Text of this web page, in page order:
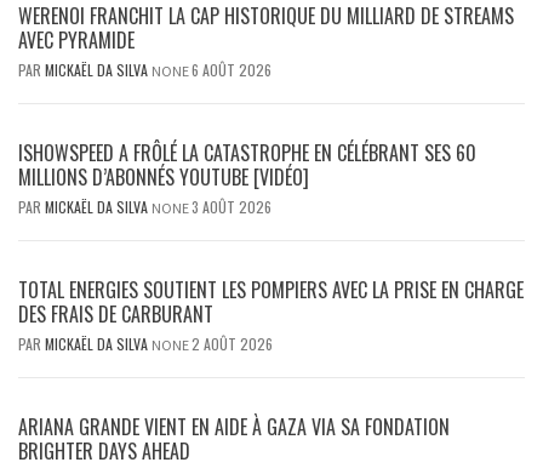
WERENOI FRANCHIT LA CAP HISTORIQUE DU MILLIARD DE STREAMS
AVEC PYRAMIDE
PAR MICKAËL DA SILVA NONE6 AOÛT 2026
ISHOWSPEED A FRÔLÉ LA CATASTROPHE EN CÉLÉBRANT SES 60
MILLIONS D’ABONNÉS YOUTUBE [VIDÉO]
PAR MICKAËL DA SILVA NONE3 AOÛT 2026
TOTAL ENERGIES SOUTIENT LES POMPIERS AVEC LA PRISE EN CHARGE
DES FRAIS DE CARBURANT
PAR MICKAËL DA SILVA NONE2 AOÛT 2026
ARIANA GRANDE VIENT EN AIDE À GAZA VIA SA FONDATION
BRIGHTER DAYS AHEAD